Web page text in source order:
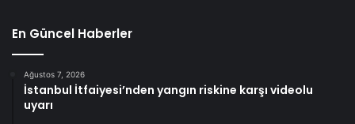
En Güncel Haberler
Ağustos 7, 2026
İstanbul İtfaiyesi’nden yangın riskine karşı videolu
uyarı